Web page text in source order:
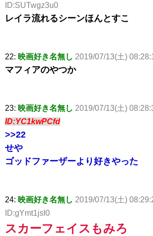
ID:SUTwgz3u0
レイラ流れるシーンほんとすこ
22: 映画好き名無し 2019/07/13(土)
マフィアのやつか
23: 映画好き名無し 2019/07/13(土)
ID:YC1kwPCfd
>>22
せや
ゴッドファーザーより好きやった
24: 映画好き名無し 2019/07/13(土)
ID:gYmt1jsI0
スカーフェイスもみろ